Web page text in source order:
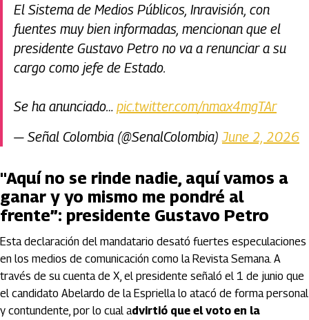
El Sistema de Medios Públicos, Inravisión, con
fuentes muy bien informadas, mencionan que el
presidente Gustavo Petro no va a renunciar a su
cargo como jefe de Estado.
Se ha anunciado… pic.twitter.com/nmax4mgTAr
— Señal Colombia (@SenalColombia)June 2, 2026
"Aquí no se rinde nadie, aquí vamos a
ganar y yo mismo me pondré al
frente”: presidente Gustavo Petro
Esta declaración del mandatario desató fuertes especulaciones
en los medios de comunicación como la Revista Semana. A
través de su cuenta de X, el presidente señaló el 1 de junio que
el candidato Abelardo de la Espriella lo atacó de forma personal
y contundente, por lo cual advirtió que el voto en la